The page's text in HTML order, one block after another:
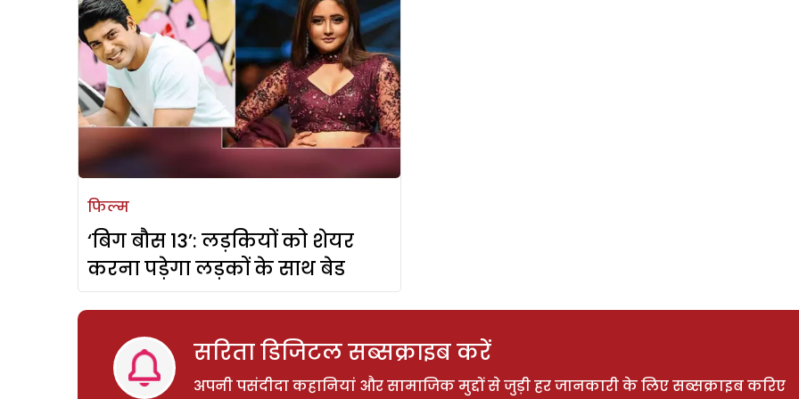
फिल्म
‘बिग बौस 13’: लड़कियों को शेयर
करना पड़ेगा लड़कों के साथ बेड
सरिता डिजिटल सब्सक्राइब करें
अपनी पसंदीदा कहानियां और सामाजिक मुद्दों से जुड़ी हर जानकारी के लिए सब्सक्राइब करिए